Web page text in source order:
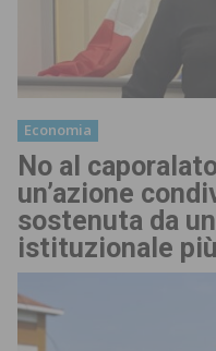
Economia
No al
un’azione
sostenuta da
istituzionale